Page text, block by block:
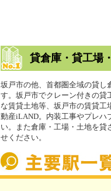
貸倉庫・貸工場
坂戸市の他、首都圏全域の貸し
す。坂戸市でクレーン付きの貸
な賃貸土地等、坂戸市の賃貸工
動産iLAND。内装工事やプレハ
い。また倉庫・工場・土地を貸
せください。